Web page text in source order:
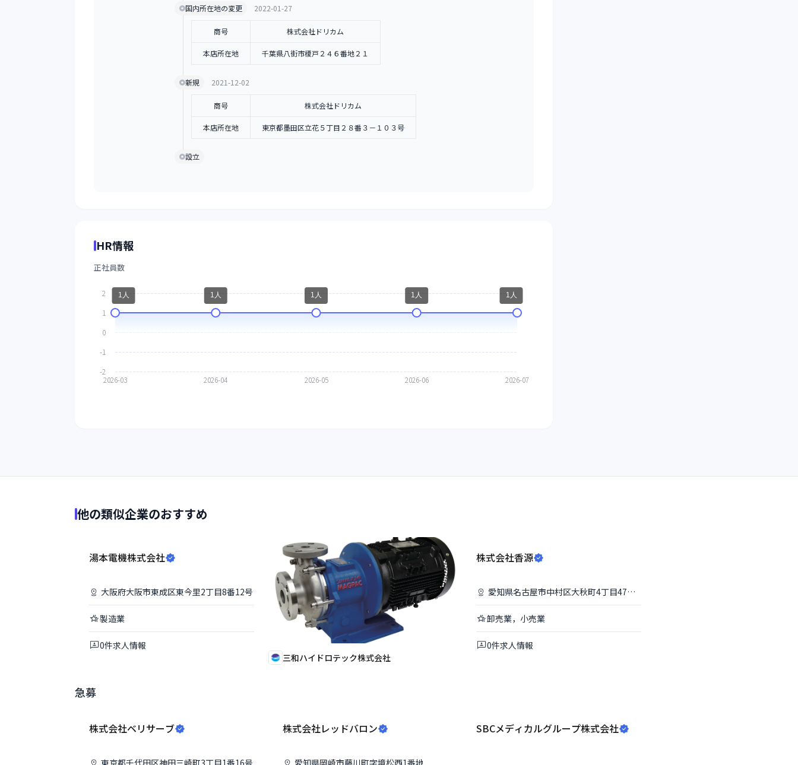
国内所在地の変更 2022-01-27
商号 株式会社ドリカム
本店所在地 千葉県八街市榎戸２４６番地２１
新規 2021-12-02
商号 株式会社ドリカム
本店所在地 東京都墨田区立花５丁目２８番３－１０３号
設立
HR情報
正社員数
他の類似企業のおすすめ
湯本電機株式会社
大阪府大阪市東成区東今里2丁目8番12号
製造業
0件求人情報
三和ハイドロテック株式会社
株式会社香源
愛知県名古屋市中村区大秋町4丁目47番地
卸売業，小売業
0件求人情報
急募
株式会社ベリサーブ
東京都千代田区神田三崎町3丁目1番16号
株式会社レッドバロン
愛知県岡崎市藤川町字境松西1番地
SBCメディカルグループ株式会社